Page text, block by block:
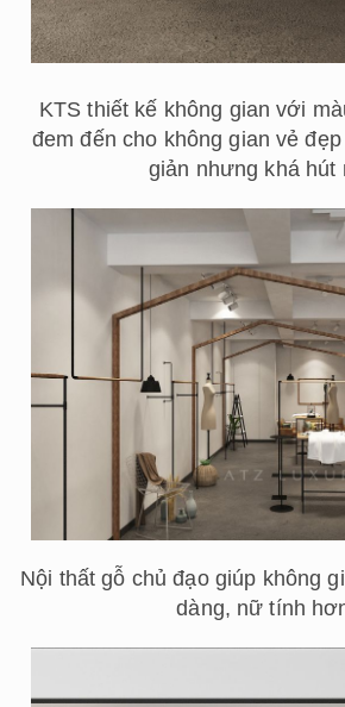
KTS thiết kế không gian với
đem đến cho không gian vẻ
giản nhưng khá hút
Nội thất gỗ chủ đạo giúp không
dàng, nữ tính